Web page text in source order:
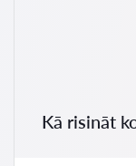
Kā risināt